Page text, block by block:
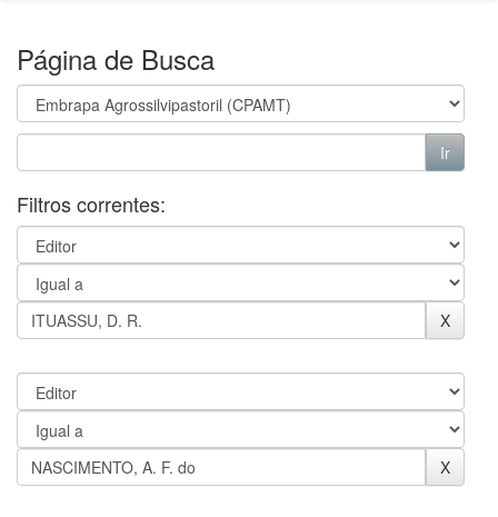
Página de Busca
Filtros correntes: